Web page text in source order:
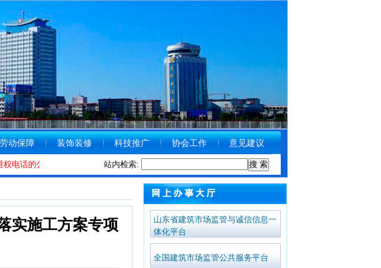
劳动保障 装饰装修 科技推广 协会工作 意见建议
站内检索:
公告[2020-01-08] 德州市住房和城乡建设局关于受理举报涉黑涉恶线索的公告
实施工方案专项
山东省建筑市场监管与诚信信息一
体化平台
全国建筑市场监管公共服务平台